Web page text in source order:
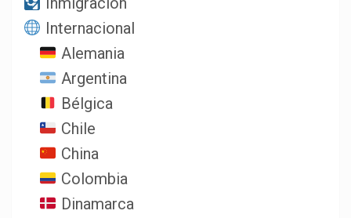
Internacional
Alemania
Argentina
Bélgica
Chile
China
Colombia
Dinamarca